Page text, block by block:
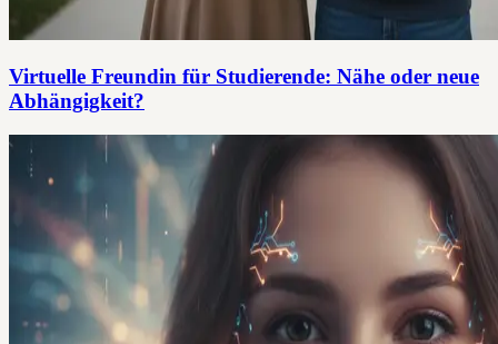
Virtuelle Freundin für Studierende: Nähe oder neue
Abhängigkeit?